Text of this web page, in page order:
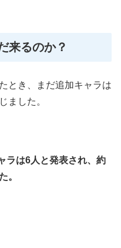
来るのか？
とき、まだ追加キャラは
ました。
ラは6人と発表され、約
。